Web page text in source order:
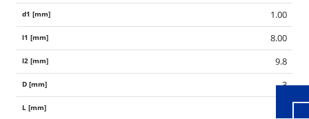
1.00
8.00
9.8
3